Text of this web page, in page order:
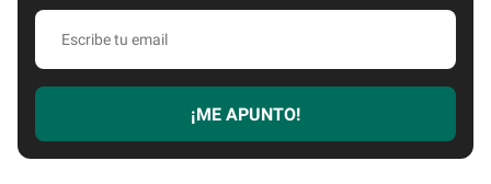
Escribe
email
¡ME APUNTO!